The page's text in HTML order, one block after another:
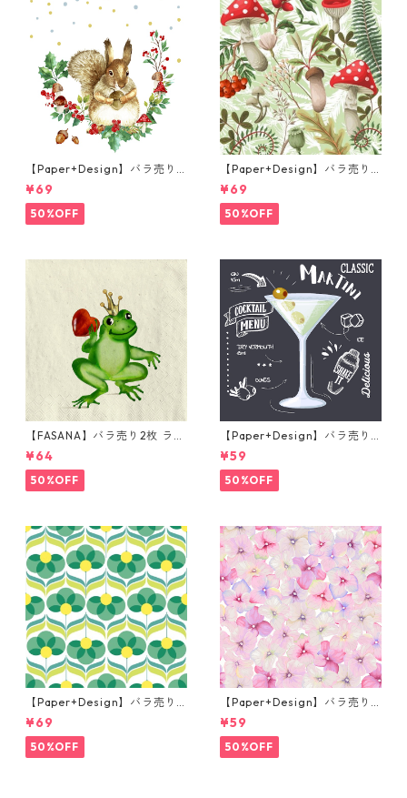
【Paper+Design】バラ売り2
枚 ランチサイズ ペーパーナプ
キン Forest Squirrel ホワイ
ト
¥69
50%OFF
【Paper+Design】バラ売り2
枚 ランチサイズ ペーパーナプ
キン Forest Fungi グリーン
¥69
50%OFF
【FASANA】バラ売り2枚 ラン
チサイズ ペーパーナプキン Fr
og prince ナチュラル
¥64
50%OFF
【Paper+Design】バラ売り2
枚 カクテルサイズ ペーパーナ
プキン Martini ブラック
¥59
50%OFF
【Paper+Design】バラ売り2
枚 ランチサイズ ペーパーナプ
キン Geo Flowers グリーン
¥69
50%OFF
【Paper+Design】バラ売り2
枚 カクテルサイズ ペーパーナ
プキン Small blossoms ピン
ク
¥59
50%OFF